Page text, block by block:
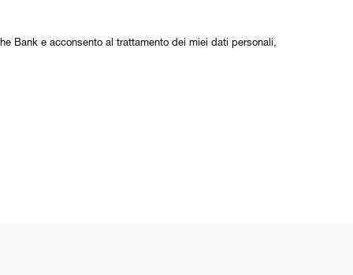
Bank e acconsento al trattamento dei miei dati personali,